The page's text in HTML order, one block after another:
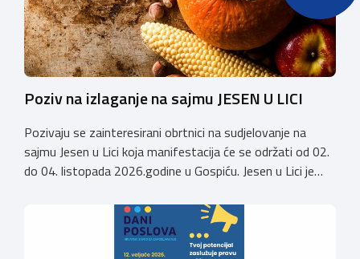
Poziv na izlaganje na sajmu JESEN U LICI
Pozivaju se zainteresirani obrtnici na sudjelovanje na
sajmu Jesen u Lici koja manifestacija će se održati od 02.
do 04. listopada 2026.godine u Gospiću. Jesen u Lici je
u Gospiću i prerasla je u najznačajnjiju gospodarsku,
kulturnu i etno manifestaciju na području Ličko-senjske
županije. Organizator izložbe […]